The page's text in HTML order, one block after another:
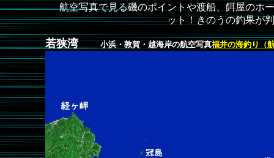
若狭湾小浜・敦賀・越海岸の航空写真福井の海釣り（
航空写真で見る磯のポイントや渡船、餌屋のホ
ット！きのうの釣果が